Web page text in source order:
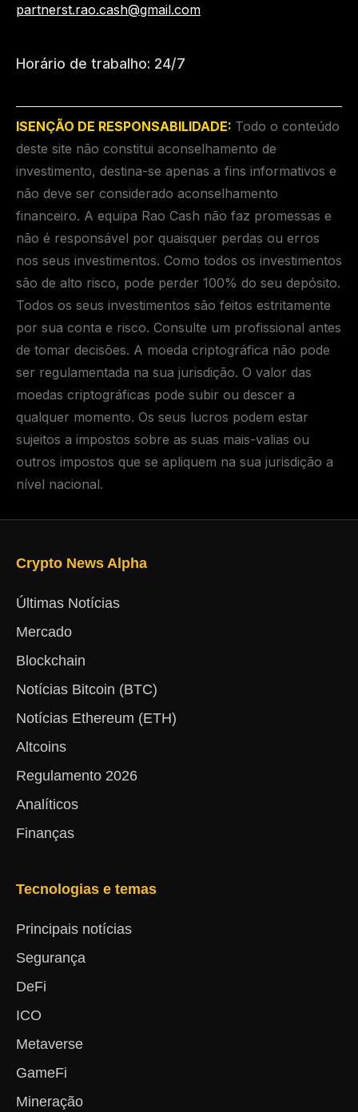
partnerst.rao.cash@gmail.com
Horário de trabalho: 24/7
ISENÇÃO DE RESPONSABILIDADE: Todo o conteúdo
deste site não constitui aconselhamento de
investimento, destina-se apenas a fins informativos e
não deve ser considerado aconselhamento
financeiro. A equipa Rao Cash não faz promessas e
não é responsável por quaisquer perdas ou erros
nos seus investimentos. Como todos os investimentos
são de alto risco, pode perder 100% do seu depósito.
Todos os seus investimentos são feitos estritamente
por sua conta e risco. Consulte um profissional antes
de tomar decisões. A moeda criptográfica não pode
ser regulamentada na sua jurisdição. O valor das
moedas criptográficas pode subir ou descer a
qualquer momento. Os seus lucros podem estar
sujeitos a impostos sobre as suas mais-valias ou
outros impostos que se apliquem na sua jurisdição a
nível nacional.
Crypto News Alpha
Últimas Notícias
Mercado
Blockchain
Notícias Bitcoin (BTC)
Notícias Ethereum (ETH)
Altcoins
Regulamento 2026
Analíticos
Finanças
Tecnologias e temas
Principais notícias
Segurança
DeFi
ICO
Metaverse
GameFi
Mineração